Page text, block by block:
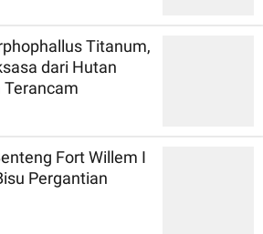
Titanum,
dari Hutan
Terancam
Fort Willem I
Pergantian